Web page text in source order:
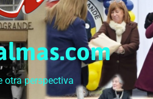
otra perspectiva